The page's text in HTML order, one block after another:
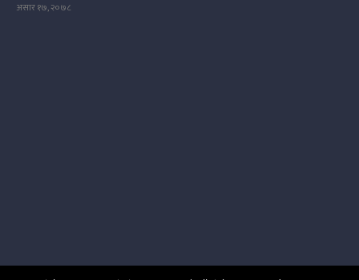
असार १७, २०७८